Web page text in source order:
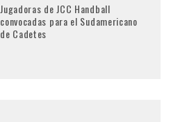
Jugadoras de JCC Handball
convocadas para el Sudamericano
de Cadetes